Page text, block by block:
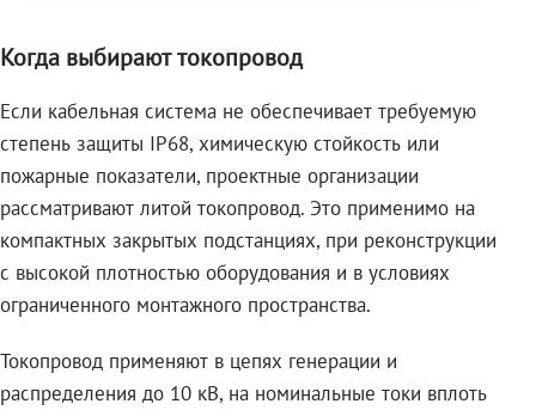
Когда выбирают токопровод
Если кабельная система не обеспечивает требуемую
степень защиты IP68, химическую стойкость или
пожарные показатели, проектные организации
рассматривают литой токопровод. Это применимо на
компактных закрытых подстанциях, при реконструкции
с высокой плотностью оборудования и в условиях
ограниченного монтажного пространства.
Токопровод применяют в цепях генерации и
распределения до 10 кВ, на номинальные токи вплоть